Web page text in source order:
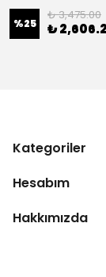
%25
₺ 3,475.00
₺
Kategoriler
Hesabım
Hakkımızda